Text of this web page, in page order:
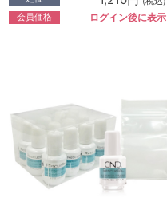
会員価格 ログイン後に表示